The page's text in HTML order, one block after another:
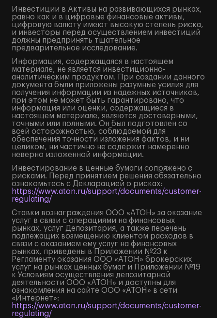
Инвестиции в Активы на развивающихся рынках,
равно как и в цифровые финансовые активы,
цифровую валюту имеют высокую степень риска,
и инвесторы перед осуществлением инвестиций
должны предпринять тщательное
предварительное исследование.
Информация, содержащаяся в настоящем
материале, не является инвестиционно-
аналитическим продуктом. При создании данного
документа были приложены разумные усилия для
получения информации из надежных источников,
при этом не может быть гарантировано, что
информация или оценки, содержащиеся в
настоящем материале, являются достоверными,
точными или полными. Он был подготовлен со
всей осторожностью, соблюдаемой для
обеспечения точности изложения фактов, и ни
целиком, ни частично не содержит намеренно
неверно изложенной информации.
Инвестирование в ценные бумаги сопряжено с
рисками. Перед принятием решения обязательно
ознакомьтесь с Декларацией о рисках:
https://www.aton.ru/support/documents/customer-
regulating/
Ставки вознаграждения ООО «АТОН» за оказание
услуг в связи с операциями на финансовых
рынках, услуг Депозитария, а также перечень
подлежащих возмещению клиентом расходов в
связи с оказанием ему услуг на финансовых
рынках, приведены в Приложении №23 к
Регламенту оказания ООО «АТОН» брокерских
услуг на рынках ценных бумаг и Приложении №19
к Условиям осуществления депозитарной
деятельности ООО «АТОН» и доступны для
ознакомления на сайте ООО «АТОН» в сети
«Интернет»:
https://www.aton.ru/support/documents/customer-
regulating/